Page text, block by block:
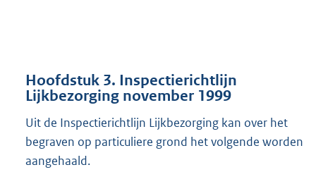
Hoofdstuk 3. Inspectierichtlijn
Lijkbezorging november 1999
Uit de Inspectierichtlijn Lijkbezorging kan over het
begraven op particuliere grond het volgende worden
aangehaald.